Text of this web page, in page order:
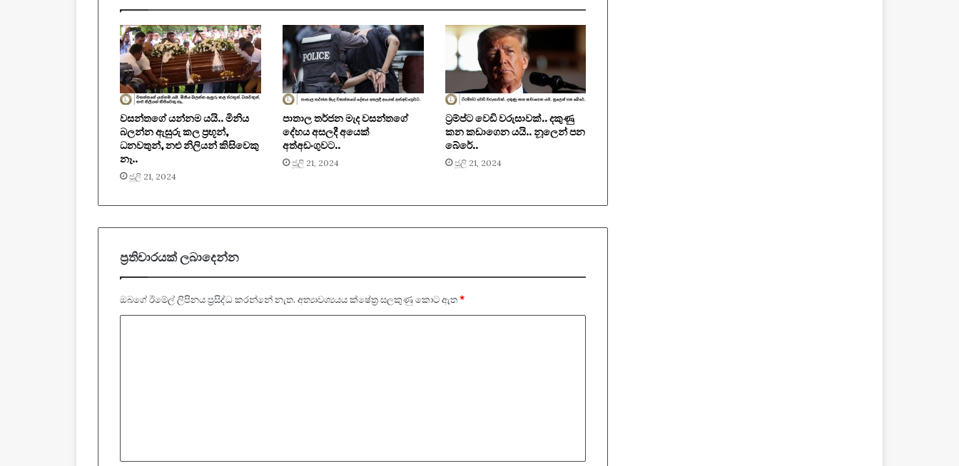
වසන්තගේ යන්නම යයි.. මිනිය
බලන්න ඇසුරු කල ප‍්‍රභූන්,
ධනවතුන්, නළු නිලියන් කිසිවෙකු
නෑ..
ජූලි 21, 2024
පාතාල තර්ජන මැද වසන්තගේ
දේහය අසලදී අයෙක්
අත්අඩංගුවට..
ජූලි 21, 2024
ට‍්‍රම්ප්ට වෙඩි වරුසාවක්.. දකුණු
කන කඩාගෙන යයි.. නූලෙන් පන
බේරේ..
ජූලි 21, 2024
ප්‍රතිචාරයක් ලබාදෙන්න
ඔබගේ ඊමේල් ලිපිනය ප්‍රසිද්ධ කරන්නේ නැත. අත්‍යාවශ්‍යයය ක්ෂේත්‍ර සලකුණු කොට ඇත*